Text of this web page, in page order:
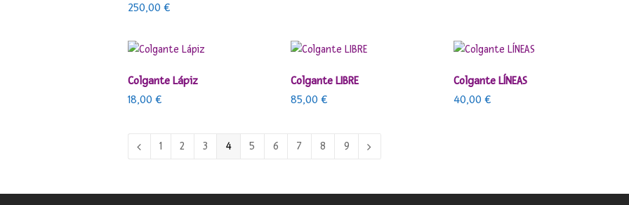
250,00 €
AÑADIR AL CARRITO
Colgante Lápiz
18,00 €
AÑADIR AL CARRITO
Colgante LIBRE
85,00€
AÑADIR AL CARRITO
Colgante LÍNEAS
40,00€
1 2 3 4 5 6 7 8 9